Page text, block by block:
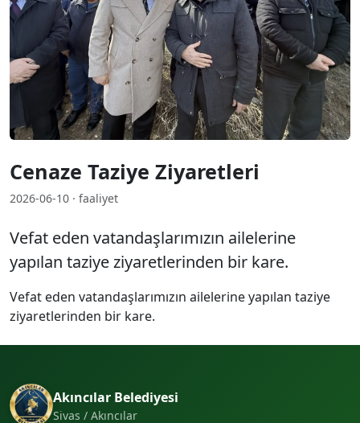
Cenaze Taziye Ziyaretleri
2026-06-10 · faaliyet
Vefat eden vatandaşlarımızın ailelerine
yapılan taziye ziyaretlerinden bir kare.
Vefat eden vatandaşlarımızın ailelerine yapılan taziye
ziyaretlerinden bir kare.
Akıncılar Belediyesi
Sivas / Akıncılar